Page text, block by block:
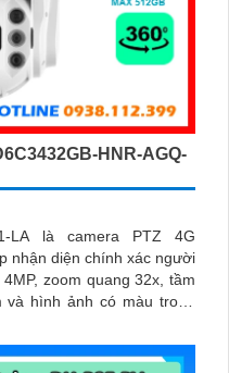
HNR-AGQ-
LA là camera PTZ 4G
nhận diện chính xác người
hình ảnh có màu trong